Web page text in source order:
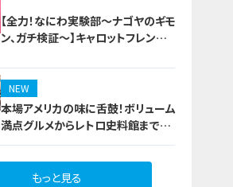
【全力！なにわ実験部～ナゴヤのギモ
ン、ガチ検証～】キャロットフレンチ
NEW
本場アメリカの味に舌鼓！ボリューム
満点グルメからレトロ史料館まで！
愛知・東海市の感動スポット3選
もっと見る